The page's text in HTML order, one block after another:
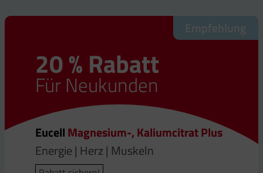
Empfehlung
20 % Rabatt
Für Neukunden
EucellMagnesium-, Kaliumcitrat Plus
Energie | Herz | Muskeln